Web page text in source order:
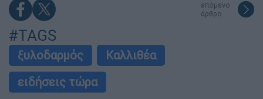
επόμενο
άρθρο
#TAGS
ξυλοδαρμός
Καλλιθέα
ειδήσεις τώρα